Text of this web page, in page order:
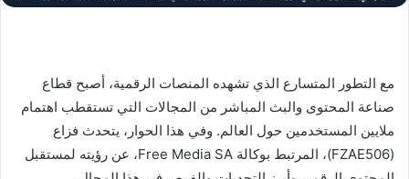
ت
ي
مع التطور المتسارع الذي تشهده المنصات الرقمية، أصبح قطاع
صناعة المحتوى والبث المباشر من المجالات التي تستقطب اهتمام
ملايين المستخدمين حول العالم. وفي هذا الحوار، يتحدث فزاع
(FZAE506)، المرتبط بوكالة Free Media SA، عن رؤيته لمستقبل